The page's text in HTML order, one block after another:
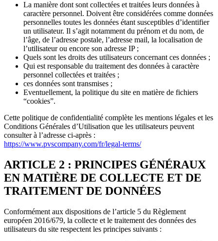
La manière dont sont collectées et traitées leurs données à
caractère personnel. Doivent être considérées comme données
personnelles toutes les données étant susceptibles d’identifier
un utilisateur. Il s’agit notamment du prénom et du nom, de
l’âge, de l’adresse postale, l’adresse mail, la localisation de
l’utilisateur ou encore son adresse IP ;
Quels sont les droits des utilisateurs concernant ces données ;
Qui est responsable du traitement des données à caractère
personnel collectées et traitées ;
ces données sont transmises ;
Eventuellement, la politique du site en matière de fichiers
“cookies”.
Cette politique de confidentialité complète les mentions légales et les
Conditions Générales d’Utilisation que les utilisateurs peuvent
consulter à l’adresse ci-après :
https://www.pvscompany.com/fr/legal-terms/
ARTICLE 2 : PRINCIPES GÉNÉRAUX
EN MATIÈRE DE COLLECTE ET DE
TRAITEMENT DE DONNÉES
Conformément aux dispositions de l’article 5 du Règlement
européen 2016/679, la collecte et le traitement des données des
utilisateurs du site respectent les principes suivants :